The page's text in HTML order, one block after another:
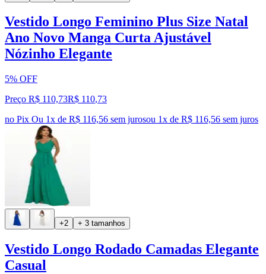
Vestido Longo Feminino Plus Size Natal
Ano Novo Manga Curta Ajustável
Nózinho Elegante
5% OFF
Preço R$ 110,73R$ 110,73
no Pix Ou 1x de R$ 116,56 sem jurosou 1x de R$ 116,56 sem juros
+2 + 3 tamanhos
Vestido Longo Rodado Camadas Elegante
Casual